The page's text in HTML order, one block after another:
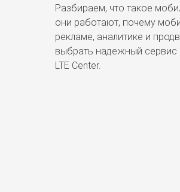
Разбираем, что такое
они работают, почему
рекламе, аналитике и
выбрать надежный
LTE Center.